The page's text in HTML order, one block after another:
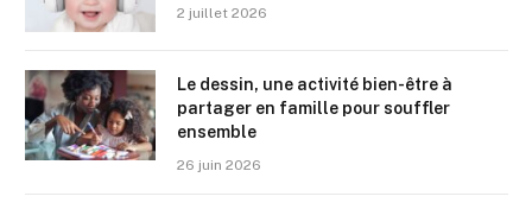
2 juillet 2026
Le dessin, une activité bien-être à
partager en famille pour souffler
ensemble
26 juin 2026